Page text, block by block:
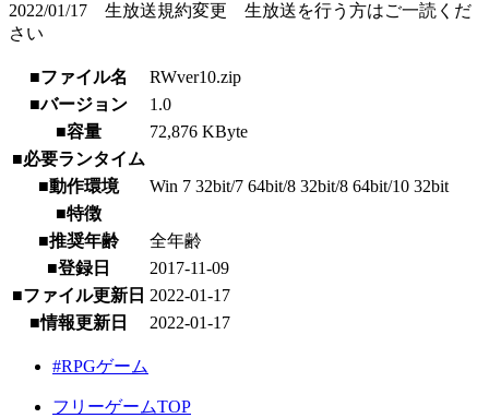
2022/01/17 生放送規約変更 生放送を行う方はご一読くだ
さい
■ファイル名
RWver10.zip
■バージョン
1.0
■容量
72,876 KByte
■必要ランタイム
■動作環境
Win 7 32bit/7 64bit/8 32bit/8 64bit/10 32bit
■特徴
■推奨年齢
全年齢
■登録日
2017-11-09
■ファイル更新日 2022-01-17
■情報更新日
2022-01-17
#RPGゲーム
フリーゲームTOP